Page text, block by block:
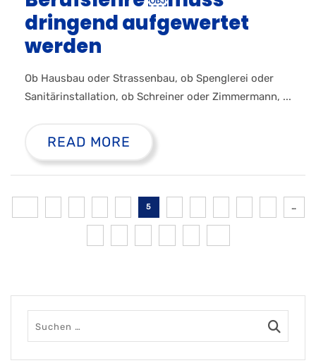
dringend aufgewertet
werden
Ob Hausbau oder Strassenbau, ob Spenglerei oder
Sanitärinstallation, ob Schreiner oder Zimmermann, ...
READ MORE
5 …